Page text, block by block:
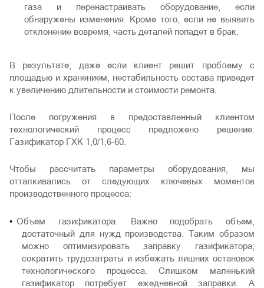
газа и перенастраивать оборудование, если
обнаружены изменения. Кроме того, если не выявить
отклонение вовремя, часть деталей попадет в брак.
В результате, даже если клиент решит проблему с
площадью и хранением, нестабильность состава приведет
к увеличению длительности и стоимости ремонта.
После погружения в предоставленный клиентом
технологический процесс предложено решение:
Газификатор ГХК 1,0/1,6-60.
Чтобы рассчитать параметры оборудования, мы
отталкивались от следующих ключевых моментов
производственного процесса:
Объем газификатора. Важно подобрать объем,
достаточный для нужд производства. Таким образом
можно оптимизировать заправку газификатора,
сократить трудозатраты и избежать лишних остановок
технологического процесса. Слишком маленький
газификатор потребует ежедневной заправки. А